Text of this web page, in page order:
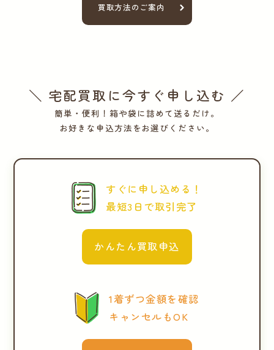
買取方法のご案内
＼ 宅配買取に今すぐ申し込む ／
簡単・便利！箱や袋に詰めて送るだけ。
お好きな申込方法をお選びください。
すぐに申し込める！
最短3日で取引完了
かんたん買取申込
1着ずつ金額を確認
キャンセルもOK